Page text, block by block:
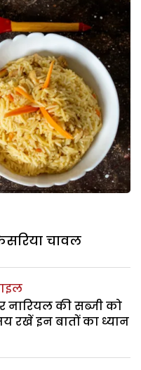
चावल
नारियल की सब्जी को
रखें इन बातों का ध्यान